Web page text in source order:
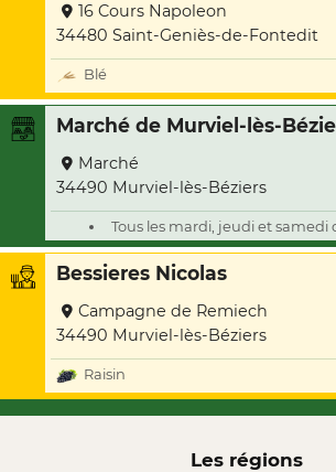
16 Cours Napoleon
34480 Saint-Geniès-de-Fontedit
Blé
Marché de Murviel-lès-
Marché
34490 Murviel-lès-Béziers
Tous les mardi, jeudi et samedi
Bessieres Nicolas
Campagne de Remiech
34490 Murviel-lès-Béziers
Raisin
Les régions